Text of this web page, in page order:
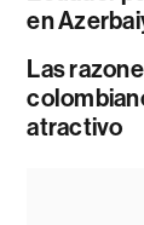
en
Las
atractivo